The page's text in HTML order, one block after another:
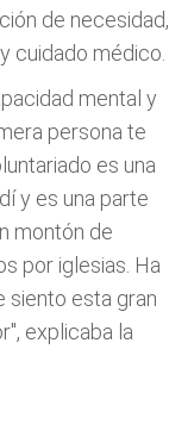
de necesidad,
cuidado médico.
mental y
persona te
es una
y es una parte
montón de
por iglesias. Ha
siento esta gran
explicaba la